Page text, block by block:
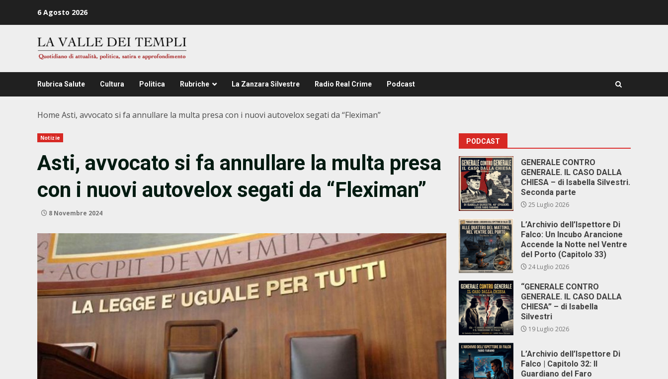
6 Agosto 2026
Rubrica Salute Cultura Politica Rubriche La Zanzara Silvestre Radio Real Crime Podcast
Home Asti, avvocato si fa annullare la multa presa con i nuovi autovelox segati da “Fleximan”
Notizie
Asti, avvocato si fa annullare la multa presa
con i nuovi autovelox segati da “Fleximan”
8 Novembre 2024
PODCAST
GENERALE CONTRO
GENERALE. IL CASO DALLA
CHIESA – di Isabella Silvestri.
Seconda parte
25 Luglio 2026
L’Archivio dell’Ispettore Di
Falco: Un Incubo Arancione
Accende la Notte nel Ventre
del Porto (Capitolo 33)
24 Luglio 2026
“GENERALE CONTRO
GENERALE. IL CASO DALLA
CHIESA” – di Isabella
Silvestri
19 Luglio 2026
L’Archivio dell’Ispettore Di
Falco | Capitolo 32: Il
Guardiano del Faro